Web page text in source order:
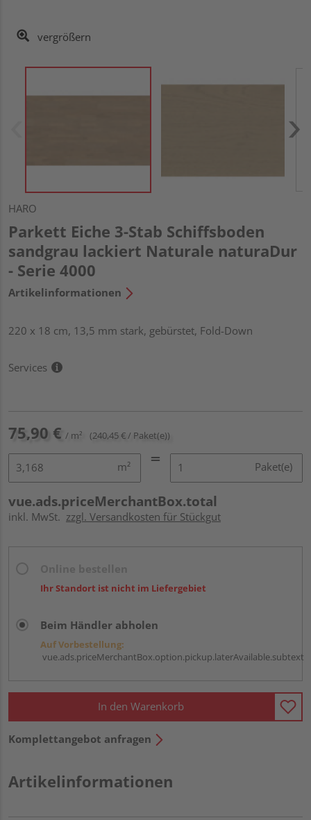
vergrößern
HARO
Parkett Eiche 3-Stab Schiffsboden
sandgrau lackiert Naturale naturaDur
- Serie 4000
Artikelinformationen
220 x 18 cm, 13,5 mm stark, gebürstet, Fold-Down
Services
75,90 € / m² (240,45 € / Paket(e))
m² Paket(e)
vue.ads.priceMerchantBox.total
inkl. MwSt. zzgl. Versandkosten für Stückgut
Ihr Standort ist nicht im Liefergebiet
Beim Händler abholen
Auf Vorbestellung:
vue.ads.priceMerchantBox.option.pickup.laterAvailable.subtext
In den Warenkorb
Komplettangebot anfragen
Artikelinformationen